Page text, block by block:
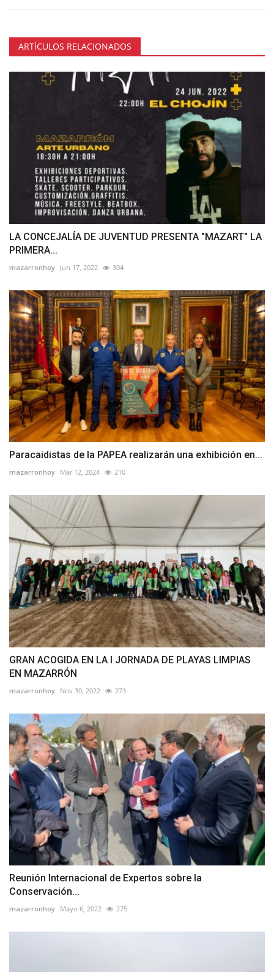
ARTÍCULOS RELACIONADOS
LA CONCEJALÍA DE JUVENTUD PRESENTA "MAZART" LA
PRIMERA...
mazarronhoy Jun 17, 2022 304
Paracaidistas de la PAPEA realizarán una exhibición en...
mazarronhoy Mar 12, 2024 210
GRAN ACOGIDA EN LA I JORNADA DE PLAYAS LIMPIAS
EN MAZARRÓN
mazarronhoy Nov 30, 2022 273
Reunión Internacional de Expertos sobre la
Conservación...
mazarronhoy Mayo 6, 2022 275